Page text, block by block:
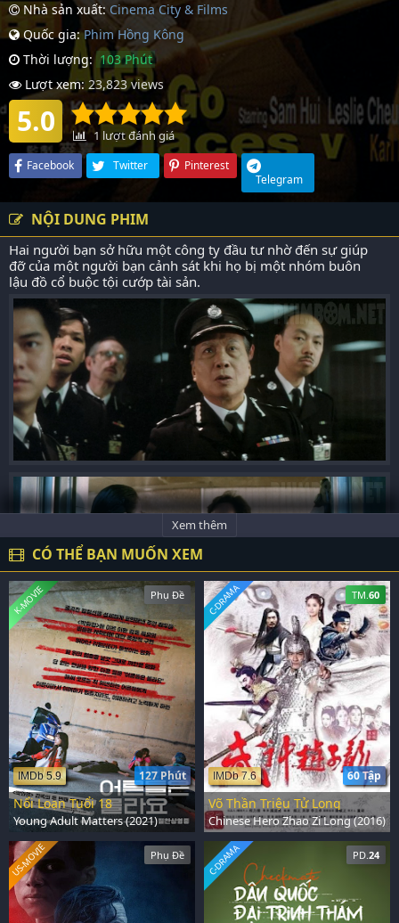
Nhà sản xuất: Cinema City & Films
Quốc gia: Phim Hồng Kông
Thời lượng: 103 Phút
Lượt xem: 23,823 views
5.0 1 lượt đánh giá
Facebook Twitter
Pinterest
Telegram
NỘI DUNG PHIM
Hai người bạn sở hữu một công ty đầu tư nhờ đến sự giúp
đỡ của một người bạn cảnh sát khi họ bị một nhóm buôn
lậu đồ cổ buộc tội cướp tài sản.
Xem thêm
CÓ THỂ BẠN MUỐN XEM
Phụ Đề
127 Phút
IMDb 5.9
K-MOVIE
Nổi Loạn Tuổi 18
Young Adult Matters (2021)
TM. 60
60 Tập
IMDb 7.6
C-DRAMA
Võ Thần Triệu Tử Long
Chinese Hero Zhao Zi Long (2016)
Phụ Đề
US-MOVIE PD. 24
C-DRAMA